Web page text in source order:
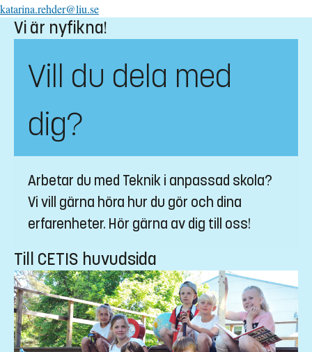
katarina.rehder@liu.se
Vi är nyfikna!
Vill du dela med
dig?
Arbetar du med Teknik i anpassad skola?
Vi vill gärna höra hur du gör och dina
erfarenheter. Hör gärna av dig till oss!
Till CETIS huvudsida